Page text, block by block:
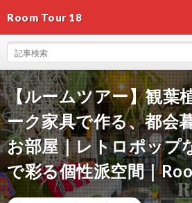
Room Tour 18
【ルームツアー】観葉
ーク家具で作る、都会
お部屋｜レトロポップ
で彩る個性派空間｜